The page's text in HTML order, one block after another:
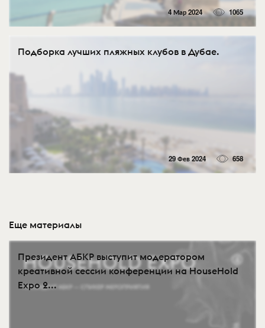
4 Мар 2024 1065
Подборка лучших пляжных клубов в Дубае.
29 Фев 2024 658
Еще материалы
Президент АБКР выступит модератором
креативной сессии конференции на HouseHold
Expo 2...